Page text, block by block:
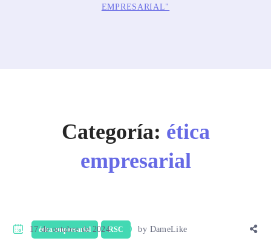
EMPRESARIAL"
Categoría: ética
empresarial
ética empresarial RSC
17 de octubre de 2024 by DameLike